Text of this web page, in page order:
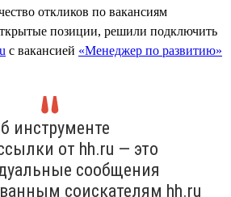
откликов по вакансиям
позиции, решили подключить
с вакансией «Менеджер по развитию»
инструменте
от hh.ru — это
сообщения
соискателям hh.ru